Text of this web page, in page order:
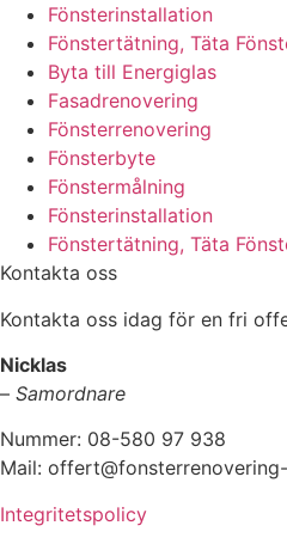
Fönsterinstallation
Fönstertätning, Täta
Byta till Energiglas
Fasadrenovering
Fönsterrenovering
Fönsterbyte
Fönstermålning
Fönsterinstallation
Fönstertätning, Täta
Kontakta oss
Kontakta oss idag för en fri
Nicklas
– Samordnare
Nummer: 08-580 97 938
Mail:
Integritetspolicy